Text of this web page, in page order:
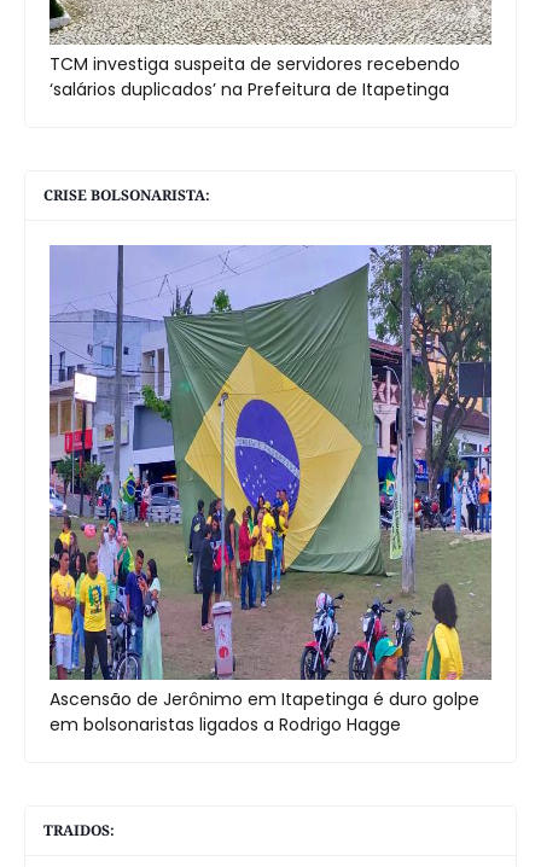
TCM investiga suspeita de servidores recebendo
‘salários duplicados’ na Prefeitura de Itapetinga
CRISE BOLSONARISTA:
Ascensão de Jerônimo em Itapetinga é duro golpe
em bolsonaristas ligados a Rodrigo Hagge
TRAIDOS: